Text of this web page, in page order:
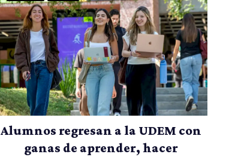
Alumnos regresan a la UDEM con
ganas de aprender, hacer